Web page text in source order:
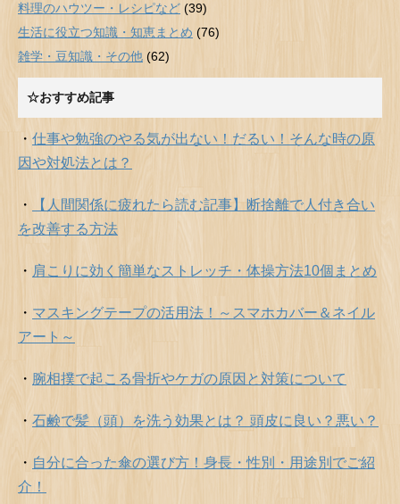
料理のハウツー・レシピなど (39)
生活に役立つ知識・知恵まとめ (76)
雑学・豆知識・その他 (62)
☆おすすめ記事
・ 仕事や勉強のやる気が出ない！だるい！そんな時の原
因や対処法とは？
・
【人間関係に疲れたら読む記事】断捨離で人付き合い
を改善する方法
・ 肩こりに効く簡単なストレッチ・体操方法10個まとめ
・ マスキングテープの活用法！～スマホカバー＆ネイル
アート～
・ 腕相撲で起こる骨折やケガの原因と対策について
・ 石鹸で髪（頭）を洗う効果とは？ 頭皮に良い？悪い？
・ 自分に合った傘の選び方！身長・性別・用途別でご紹
介！